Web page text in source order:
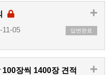
11-05 답변완료
장씩 1400장 견적